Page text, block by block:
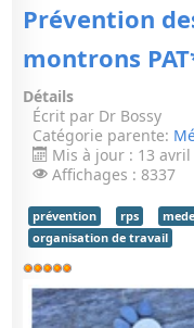
Prévention
montrons
Détails
Écrit par Dr Bossy
Catégorie parente:
Mis à jour : 13 avril
Affichages : 8337
prévention rps
organisation de travail
Vote
utilisateur:5/5